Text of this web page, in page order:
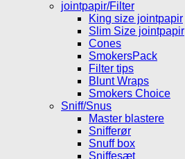
jointpapir/Filter
King size jointpapir
Slim Size jointpapir
Cones
SmokersPack
Filter tips
Blunt Wraps
Smokers Choice
Sniff/Snus
Master blastere
Snifferør
Snuff box
Sniffesæt